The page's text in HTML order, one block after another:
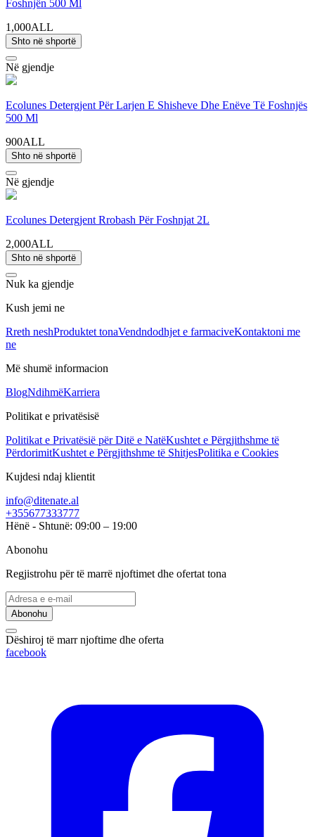
Foshnjën 500 Ml
1,000ALL
Shto në shportë
Në gjendje
Ecolunes Detergjent Për Larjen E Shisheve Dhe Enëve Të Foshnjës
500 Ml
900ALL
Shto në shportë
Në gjendje
Ecolunes Detergjent Rrobash Për Foshnjat 2L
2,000ALL
Shto në shportë
Nuk ka gjendje
Kush jemi ne
Rreth neshProduktet tonaVendndodhjet e farmaciveKontaktoni me
ne
Më shumë informacion
BlogNdihmëKarriera
Politikat e privatësisë
Politikat e Privatësië për Ditë e NatëKushtet e Përgjithshme të
PërdorimitKushtet e Përgjithshme të ShitjesPolitika e Cookies
Kujdesi ndaj klientit
info@ditenate.al
+355677333777
Hënë - Shtunë: 09:00 – 19:00
Abonohu
Regjistrohu për të marrë njoftimet dhe ofertat tona
Abonohu
Dëshiroj të marr njoftime dhe oferta
facebook